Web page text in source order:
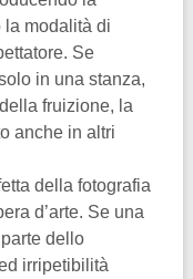
la modalità di
Se
in una stanza,
fruizione, la
anche in altri
della fotografia
d’arte. Se una
parte dello
irripetibilità